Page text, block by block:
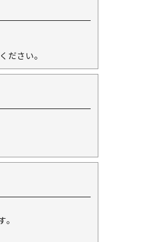
ださい。